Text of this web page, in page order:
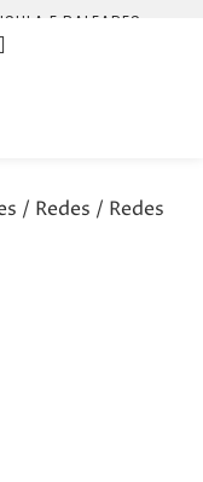
E BALEARES
/ Redes / Redes